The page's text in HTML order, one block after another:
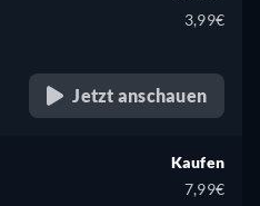
3,99€
Jetzt anschauen
Kaufen
7,99€